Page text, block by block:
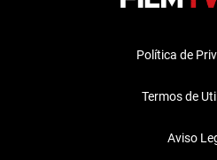
Política de
Termos de
Aviso